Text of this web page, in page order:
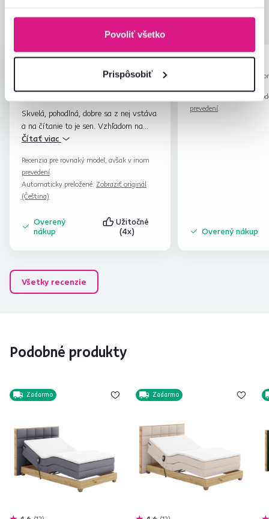
Povoliť všetko
Prispôsobiť
Pomer hodnoty a ceny
4,4
20.12.2025, Moravská
republika
Skvelá, pohodlná, dobre sa z nej vstáva
a na čítanie to je sen. Vzhľadom na
moje zdravotné problémy je pre mňa
nohami a takto vydržím čist hodiny.
Čítať viac
Recenzia pre rovnaký model, avšak v inom
prevedení.
Automaticky preložené. Zobraziť originál
(Čeština)
Overený
nákup
Užitočné
(4x)
22.4.2026,
Recenzia pre rovnaký
prevedení.
Overený nákup
Všetky recenzie
Podobné produkty
Zadarmo Zadarmo